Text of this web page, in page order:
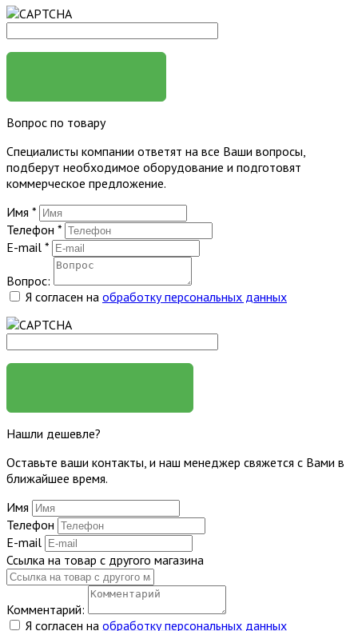
Вопрос по товару
Специалисты компании ответят на все Ваши вопросы,
подберут необходимое оборудование и подготовят
коммерческое предложение.
Имя *
Телефон *
E-mail *
Вопрос:
Я согласен на обработку персональных данных
Нашли дешевле?
Оставьте ваши контакты, и наш менеджер свяжется с Вами в
ближайшее время.
Имя
Телефон
E-mail
Ссылка на товар с другого магазина
Комментарий:
Я согласен на обработку персональных данных